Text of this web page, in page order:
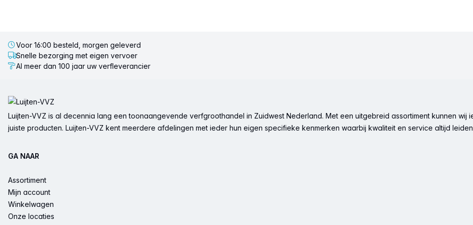
Voor 16:00 besteld, morgen geleverd
Snelle bezorging met eigen vervoer
Al meer dan 100 jaar uw verfleverancier
Luijten-VVZ is al decennia lang een toonaangevende verfgroothandel in Zuidwest Nederland. Met een uitgebreid assortiment kunnen
juiste producten. Luijten-VVZ kent meerdere afdelingen met ieder hun eigen specifieke kenmerken waarbij kwaliteit en service altijd
GA NAAR
Assortiment
Mijn account
Winkelwagen
Onze locaties